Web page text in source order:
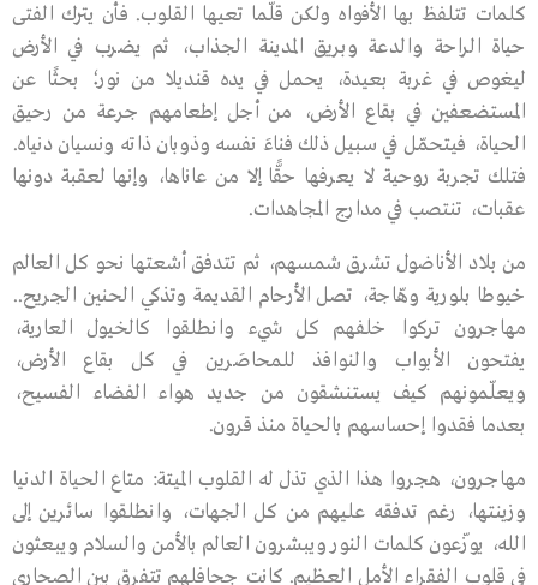
كلمات تتلفظ بها الأفواه ولكن قلّما تعيها القلوب. فأن يترك الفتى
حياة الراحة والدعة وبريق المدينة الجذاب، ثم يضرب في الأرض
ليغوص في غربة بعيدة، يحمل في يده قنديلا من نور؛ بحثًا عن
المستضعفين في بقاع الأرض، من أجل إطعامهم جرعة من رحيق
الحياة، فيتحمّل في سبيل ذلك فناءَ نفسه وذوبان ذاته ونسيان دنياه.
فتلك تجربة روحية لا يعرفها حقًّا إلا من عاناها، وإنها لعقبة دونها
عقبات، تنتصب في مدارج المجاهدات.
من بلاد الأناضول تشرق شمسهم، ثم تتدفق أشعتها نحو كل العالم
خيوطا بلورية وهّاجة، تصل الأرحام القديمة وتذكي الحنين الجريح..
مهاجرون تركوا خلفهم كل شيء وانطلقوا كالخيول العارية،
يفتحون الأبواب والنوافذ للمحاصَرين في كل بقاع الأرض،
ويعلّمونهم كيف يستنشقون من جديد هواء الفضاء الفسيح،
بعدما فقدوا إحساسهم بالحياة منذ قرون.
مهاجرون، هجروا هذا الذي تذل له القلوب الميتة: متاع الحياة الدنيا
وزينتها، رغم تدفقه عليهم من كل الجهات، وانطلقوا سائرين إلى
الله، يوزّعون كلمات النور ويبشرون العالم بالأمن والسلام ويبعثون
في قلوب الفقراء الأمل العظيم. كانت جحافلهم تتفرق بين الصحارى